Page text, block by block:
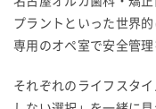
プラントといった世界
専用のオペ室で安全管
それぞれのライフスタ